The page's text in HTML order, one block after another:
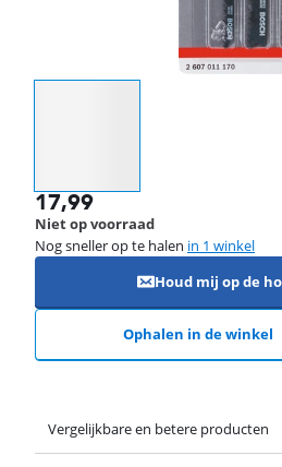
17,99
Niet op voorraad
Nog sneller op te halen in 1 winkel
Houd mij op de
Ophalen in de winkel
Vergelijkbare en betere producten